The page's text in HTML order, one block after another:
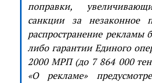
поправки,
санкции за незаконное
распространение рекламы
либо гарантии Единого
2000 МРП (до 7 864 000
«О рекламе»